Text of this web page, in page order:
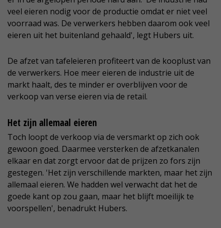
veel eieren nodig voor de productie omdat er niet veel
voorraad was. De verwerkers hebben daarom ook veel
eieren uit het buitenland gehaald', legt Hubers uit.
De afzet van tafeleieren profiteert van de kooplust van
de verwerkers. Hoe meer eieren de industrie uit de
markt haalt, des te minder er overblijven voor de
verkoop van verse eieren via de retail.
Het zijn allemaal eieren
Toch loopt de verkoop via de versmarkt op zich ook
gewoon goed. Daarmee versterken de afzetkanalen
elkaar en dat zorgt ervoor dat de prijzen zo fors zijn
gestegen. 'Het zijn verschillende markten, maar het zijn
allemaal eieren. We hadden wel verwacht dat het de
goede kant op zou gaan, maar het blijft moeilijk te
voorspellen', benadrukt Hubers.